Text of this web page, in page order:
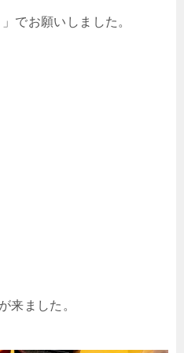
でお願いしました。
来ました。